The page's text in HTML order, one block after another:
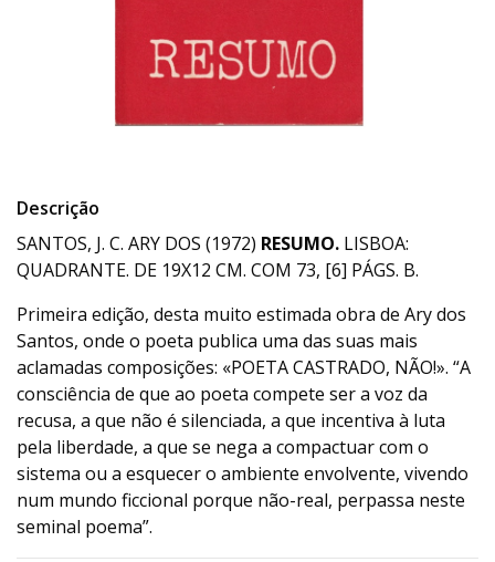
Descrição
SANTOS, J. C. ARY DOS (1972) RESUMO. LISBOA:
QUADRANTE. DE 19X12 CM. COM 73, [6] PÁGS. B.
Primeira edição, desta muito estimada obra de Ary dos
Santos, onde o poeta publica uma das suas mais
aclamadas composições: «POETA CASTRADO, NÃO!». “A
consciência de que ao poeta compete ser a voz da
recusa, a que não é silenciada, a que incentiva à luta
pela liberdade, a que se nega a compactuar com o
sistema ou a esquecer o ambiente envolvente, vivendo
num mundo ficcional porque não-real, perpassa neste
seminal poema”.